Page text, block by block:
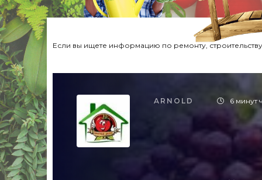
Если вы ищете информацию по ремонту,
ARNOLD 6 минут